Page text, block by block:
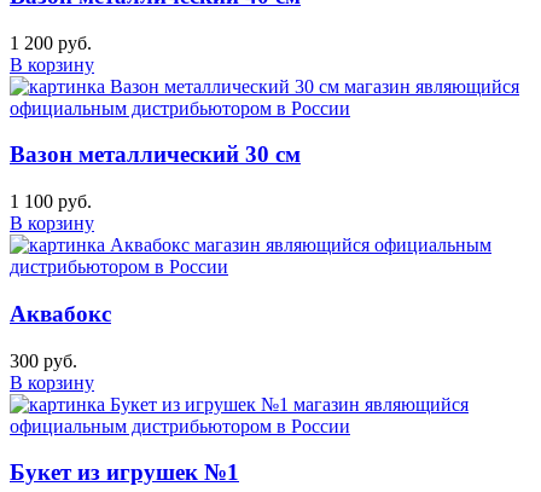
1 200 руб.
В корзину
Вазон металлический 30 см
1 100 руб.
В корзину
Аквабокс
300 руб.
В корзину
Букет из игрушек №1